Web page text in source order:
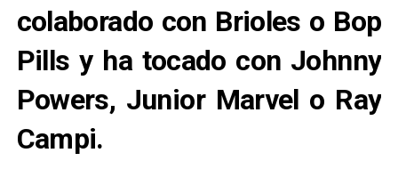
colaborado con Brioles o Bop
Pills y ha tocado con Johnny
Powers, Junior Marvel o Ray
Campi.